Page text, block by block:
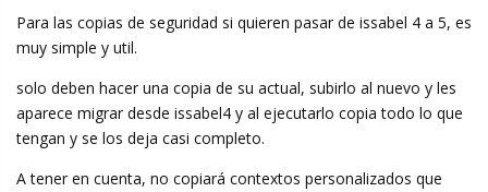
Para las copias de seguridad si quieren pasar de issabel 4 a 5, es
muy simple y util.
solo deben hacer una copia de su actual, subirlo al nuevo y les
aparece migrar desde issabel4 y al ejecutarlo copia todo lo que
tengan y se los deja casi completo.
A tener en cuenta, no copiará contextos personalizados que